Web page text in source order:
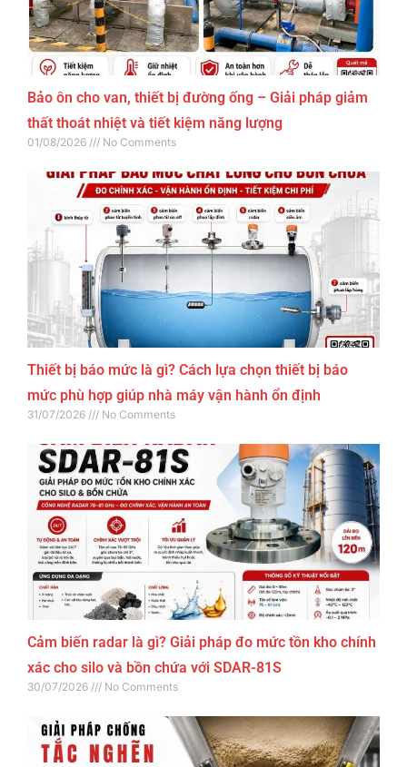
Bảo ôn cho van, thiết bị đường ống – Giải pháp giảm
thất thoát nhiệt và tiết kiệm năng lượng
01/08/2026 No Comments
Thiết bị báo mức là gì? Cách lựa chọn thiết bị báo
mức phù hợp giúp nhà máy vận hành ổn định
31/07/2026 No Comments
Cảm biến radar là gì? Giải pháp đo mức tồn kho chính
xác cho silo và bồn chứa với SDAR-81S
30/07/2026 No Comments